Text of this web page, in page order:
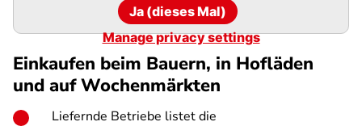
Ja (dieses Mal)
Manage privacy settings
Einkaufen beim Bauern, in Hofläden
und auf Wochenmärkten
Liefernde Betriebe listet die